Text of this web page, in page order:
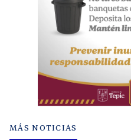
MÁS NOTICIAS